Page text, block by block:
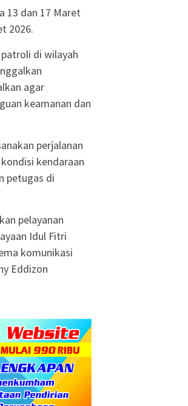
13 dan 17 Maret
2026.
di wilayah
agar
keamanan dan
perjalanan
kendaraan
petugas di
pelayanan
Idul Fitri
komunikasi
Eddizon